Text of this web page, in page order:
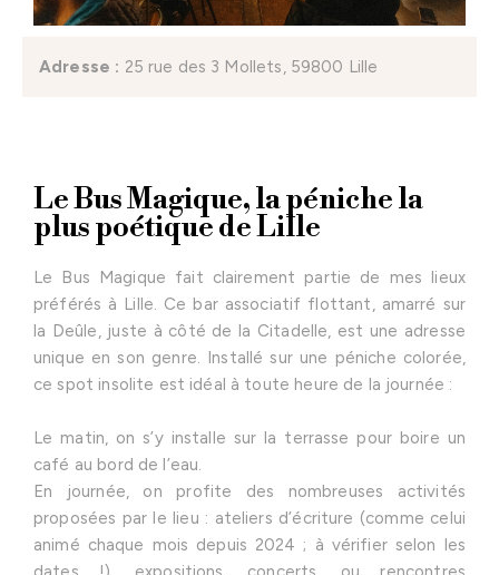
Adresse : 25 rue des 3 Mollets, 59800 Lille
Le Bus Magique, la péniche la
plus poétique de Lille
Le Bus Magique fait clairement partie de mes lieux
préférés à Lille. Ce bar associatif flottant, amarré sur
la Deûle, juste à côté de la Citadelle, est une adresse
unique en son genre. Installé sur une péniche colorée,
ce spot insolite est idéal à toute heure de la journée :
Le matin, on s’y installe sur la terrasse pour boire un
café au bord de l’eau.
En journée, on profite des nombreuses activités
proposées par le lieu : ateliers d’écriture (comme celui
animé chaque mois depuis 2024 ; à vérifier selon les